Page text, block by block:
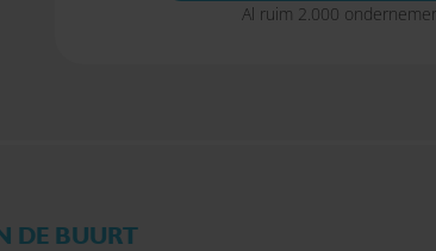
Al ruim 2.000
DE BUURT